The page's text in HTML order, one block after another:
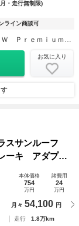
・走行無制限)
ライン商談可
Ｎｉｃｏｌｅ ＢＭＷ ＢＭＷ Ｐｒｅｍｉｕｍ Ｓｅｌｅｃｔｉｏｎ 新百合ヶ丘
お気に入り
スサンルーフ
ーキ アダプテ
Ｃ タッチパ
トランク 禁煙
本体価格
754
万円
諸費用
24
万円
月々 54,100 円
走行
1.8万km